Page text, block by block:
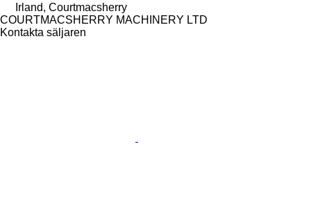
Irland, Courtmacsherry
COURTMACSHERRY MACHINERY LTD
Kontakta säljaren